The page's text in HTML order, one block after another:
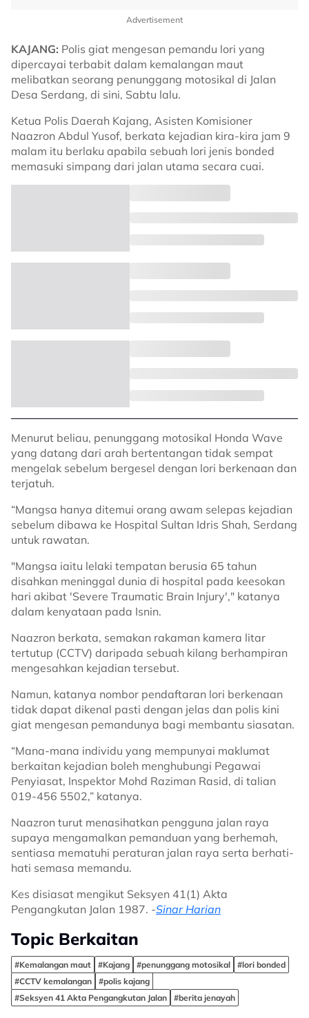
Advertisement
KAJANG: Polis giat mengesan pemandu lori yang
dipercayai terbabit dalam kemalangan maut
melibatkan seorang penunggang motosikal di Jalan
Desa Serdang, di sini, Sabtu lalu.
Ketua Polis Daerah Kajang, Asisten Komisioner
Naazron Abdul Yusof, berkata kejadian kira-kira jam 9
malam itu berlaku apabila sebuah lori jenis bonded
memasuki simpang dari jalan utama secara cuai.
Menurut beliau, penunggang motosikal Honda Wave
yang datang dari arah bertentangan tidak sempat
mengelak sebelum bergesel dengan lori berkenaan dan
terjatuh.
“Mangsa hanya ditemui orang awam selepas kejadian
sebelum dibawa ke Hospital Sultan Idris Shah, Serdang
untuk rawatan.
"Mangsa iaitu lelaki tempatan berusia 65 tahun
disahkan meninggal dunia di hospital pada keesokan
hari akibat 'Severe Traumatic Brain Injury'," katanya
dalam kenyataan pada Isnin.
Naazron berkata, semakan rakaman kamera litar
tertutup (CCTV) daripada sebuah kilang berhampiran
mengesahkan kejadian tersebut.
Namun, katanya nombor pendaftaran lori berkenaan
tidak dapat dikenal pasti dengan jelas dan polis kini
giat mengesan pemandunya bagi membantu siasatan.
“Mana-mana individu yang mempunyai maklumat
berkaitan kejadian boleh menghubungi Pegawai
Penyiasat, Inspektor Mohd Raziman Rasid, di talian
019-456 5502,” katanya.
Naazron turut menasihatkan pengguna jalan raya
supaya mengamalkan pemanduan yang berhemah,
sentiasa mematuhi peraturan jalan raya serta berhati-
hati semasa memandu.
Kes disiasat mengikut Seksyen 41(1) Akta
Pengangkutan Jalan 1987. -Sinar Harian
Topic Berkaitan
#Kemalangan maut #Kajang #penunggang motosikal
#lori bonded
#CCTV kemalangan
#polis kajang
#Seksyen 41 Akta Pengangkutan Jalan
#berita jenayah